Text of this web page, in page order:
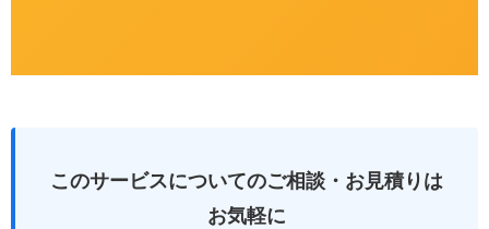
このサービスについてのご相談・お見積りは
お気軽に